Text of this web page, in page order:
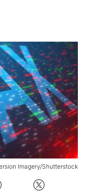
Imagery/Shutterstock